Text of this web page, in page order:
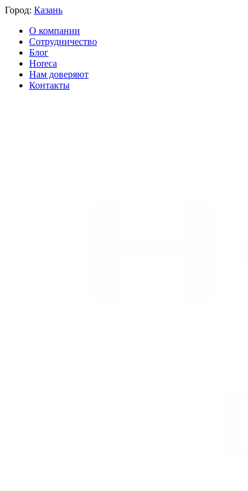
Город: Казань
О компании
Сотрудничество
Блог
Horeca
Нам доверяют
Контакты